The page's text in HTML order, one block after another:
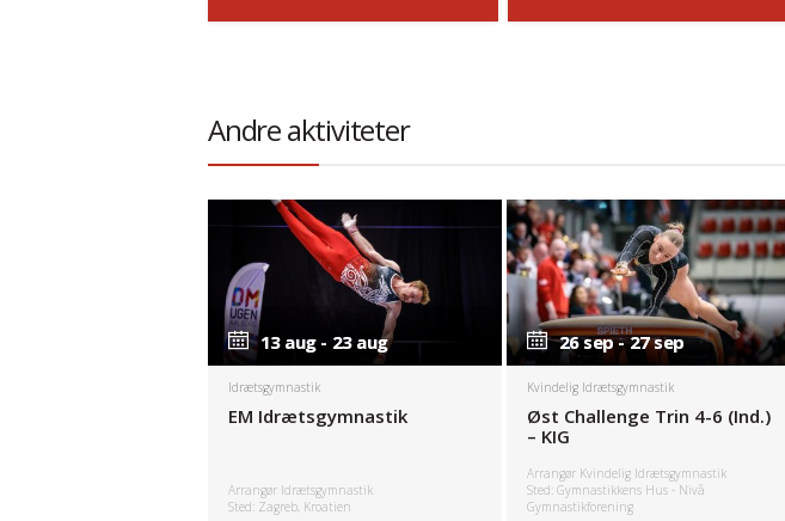
Andre aktiviteter
13 aug - 23 aug
13 aug - 23 aug
Idrætsgymnastik
EM Idrætsgymnastik
Arrangør Idrætsgymnastik
Sted: Zagreb, Kroatien
26 sep - 27 sep
26 sep - 27 sep
Kvindelig Idrætsgymnastik
Øst Challenge Trin 4-6 (Ind.)
– KIG
Arrangør Kvindelig Idrætsgymnastik
Sted: Gymnastikkens Hus - Nivå
Gymnastikforening